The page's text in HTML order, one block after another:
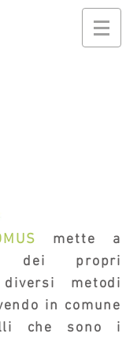
mette a
dei propri
metodi
in comune
che sono i